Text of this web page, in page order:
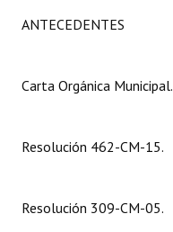
Carta Orgánica 2007
ANTECEDENTES
Carta Orgánica Municipal.
Resolución 462-CM-15.
Resolución 309-CM-05.